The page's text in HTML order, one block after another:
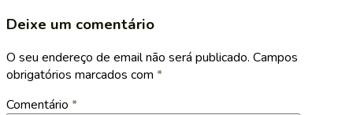
Deixe um comentário
O seu endereço de email não será publicado. Campos
obrigatórios marcados com *
Comentário *